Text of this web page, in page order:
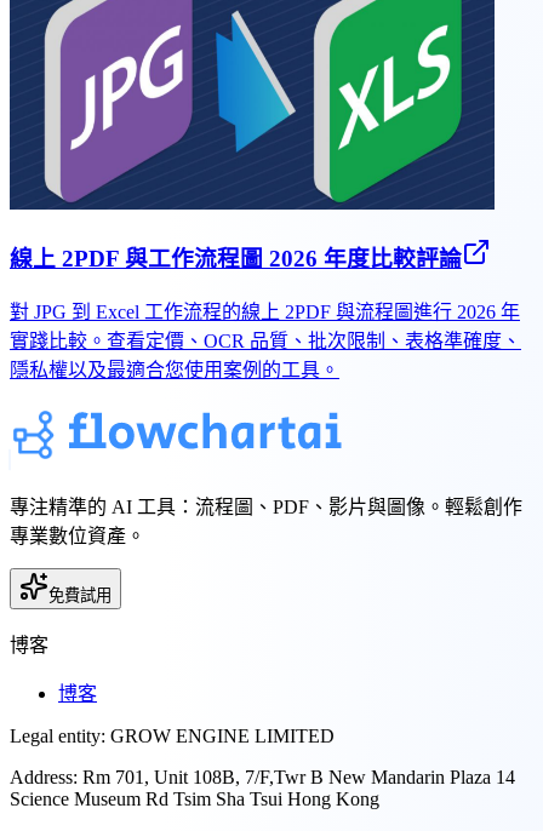
線上 2PDF 與工作流程圖 2026 年度比較評論
對 JPG 到 Excel 工作流程的線上 2PDF 與流程圖進行 2026 年
實踐比較。查看定價、OCR 品質、批次限制、表格準確度、
隱私權以及最適合您使用案例的工具。
專注精準的 AI 工具：流程圖、PDF、影片與圖像。輕鬆創作
專業數位資產。
免費試用
博客
博客
Legal entity: GROW ENGINE LIMITED
Address: Rm 701, Unit 108B, 7/F,Twr B New Mandarin Plaza 14
Science Museum Rd Tsim Sha Tsui Hong Kong